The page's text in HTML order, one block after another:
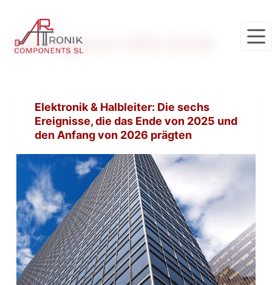
m
s
n
g
e
n
Schlagwort
Elektronik & Halbleiter: Die sechs
Ereignisse, die das Ende von 2025 und
den Anfang von 2026 prägten